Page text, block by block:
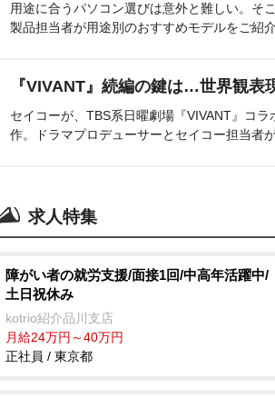
用途に合うパソコン選びは意外と難しい。そ
製品担当者が用途別のおすすめモデルをご紹介
『VIVANT』続編の鍵は…世界観表
セイコーが、TBS系日曜劇場『VIVANT』コ
作。ドラマプロデューサーとセイコー担当者
求人特集
障がい者の就労支援/面接1回/中高年活躍中/
土日祝休み
kotrio紹介品川支店
月給24万円～40万円
正社員 / 東京都